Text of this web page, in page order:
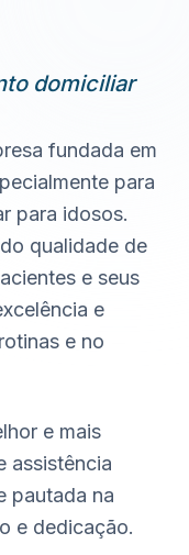
domiciliar
fundada em
para
para idosos.
qualidade de
e seus
e
e no
e mais
assistência
pautada na
e dedicação.